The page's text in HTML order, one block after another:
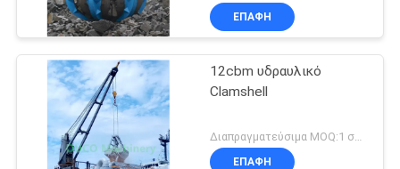
ΕΠΑΦΉ
12cbm υδραυλικό
Clamshell
ΕΠΑΦΉ